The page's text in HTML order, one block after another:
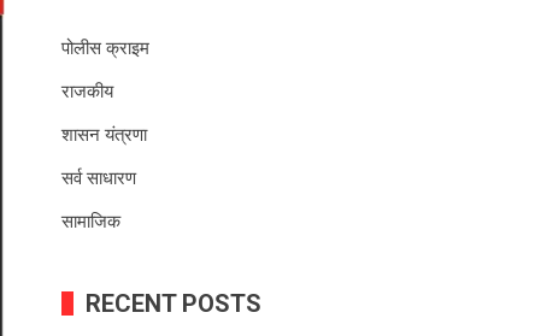
पोलीस क्राइम
राजकीय
शासन यंत्रणा
सर्व साधारण
सामाजिक
RECENT POSTS